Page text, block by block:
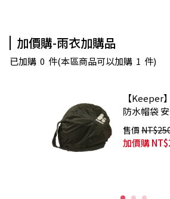
加價購-雨衣加購品
已加購 0 件(本區商品可以加購 1 件)
【Keeper
防水帽袋
帶 超大容量
售價
加價購